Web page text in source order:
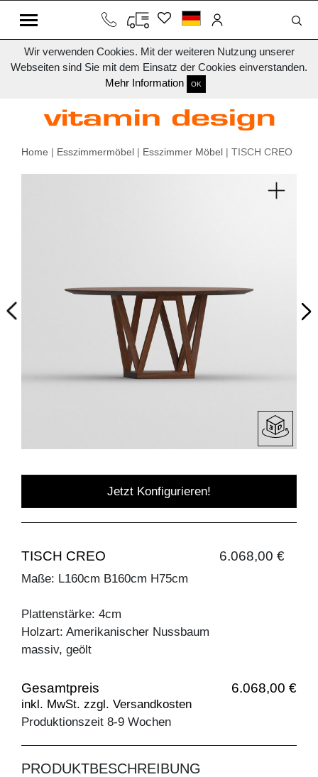
Wir verwenden Cookies. Mit der weiteren Nutzung unserer
Webseiten sind Sie mit dem Einsatz der Cookies einverstanden.
Mehr Information
OK
Home | Esszimmermöbel | Esszimmer Möbel | TISCH CREO
Jetzt Konfigurieren!
TISCH CREO 6.068,00 €
Maße: L160cm B160cm H75cm
Plattenstärke: 4cm
Holzart: Amerikanischer Nussbaum
massiv, geölt
Gesamtpreis 6.068,00 €
inkl. MwSt. zzgl. Versandkosten
Produktionszeit 8-9 Wochen
PRODUKTBESCHREIBUNG